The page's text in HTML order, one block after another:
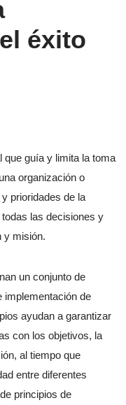
éxito
que guía y limita la toma
organización o
prioridades de la
las decisiones y
y misión.
un conjunto de
implementación de
ayudan a garantizar
con los objetivos, la
al tiempo que
entre diferentes
principios de